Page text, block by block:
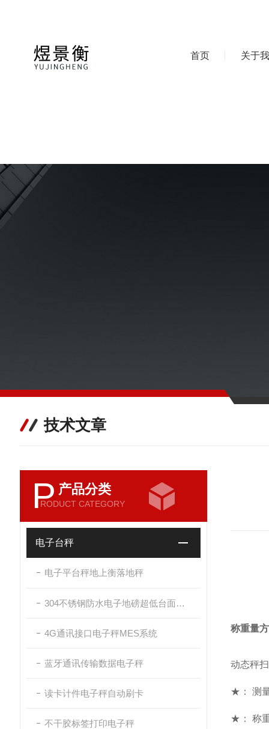
首页 关于
技术文章
P 产品分类
RODUCT CATEGORY
电子台秤
电子平台秤地上衡落地秤
304不锈钢防水电子地磅超低台面带斜坡
4G通讯接口电子秤MES系统
蓝牙通讯传输数据电子秤
读卡计件电子秤自动刷卡
不干胶标签打印电子秤
称重量
动态秤
★： 测
★： 称